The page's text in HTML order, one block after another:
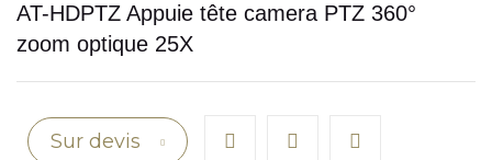
AT-HDPTZ Appuie tête camera PTZ 360°
zoom optique 25X
Sur devis